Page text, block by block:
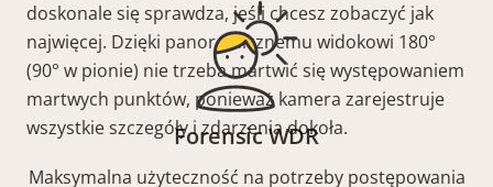
doskonale się sprawdza, jeśli chcesz zobaczyć jak
najwięcej. Dzięki panoramicznemu widokowi 180°
(90° w pionie) nie trzeba martwić się występowaniem
martwych punktów, ponieważ kamera zarejestruje
wszystkie szczegóły i zdarzenia dokoła.
Forensic WDR
Maksymalna użyteczność na potrzeby postępowania